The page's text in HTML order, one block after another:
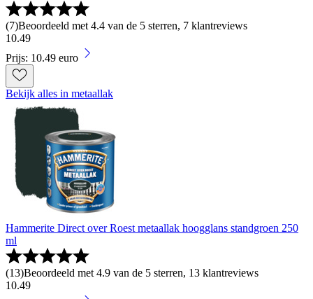
(7)Beoordeeld met 4.4 van de 5 sterren, 7 klantreviews
10.49
Prijs: 10.49 euro
Bekijk alles in metaallak
Hammerite Direct over Roest metaallak hoogglans standgroen 250
ml
(13)Beoordeeld met 4.9 van de 5 sterren, 13 klantreviews
10.49